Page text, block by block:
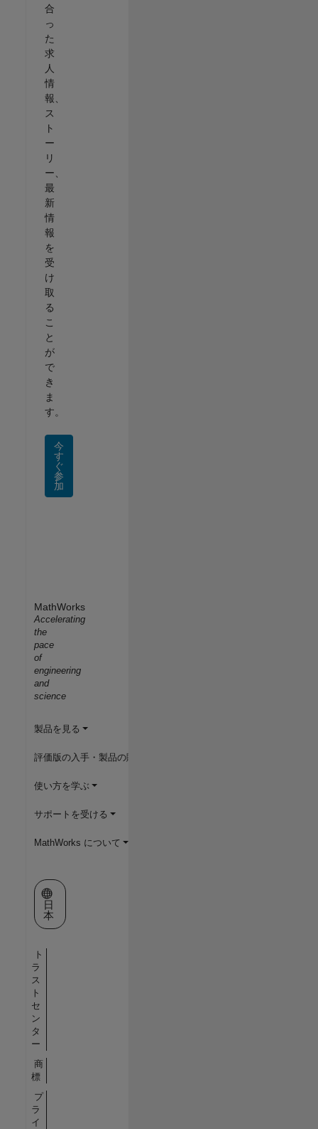
合
っ
た
求
人
情
報、
ス
ト
ー
リ
ー、
最
新
情
報
を
受
け
取
る
こ
と
が
で
き
ま
す。
今
す
ぐ
参
加
MathWorks
Accelerating
the
pace
of
engineering
and
science
製品を見る
評価版の入手・製品の購入
使い方を学ぶ
サポートを受ける
MathWorks について
Web サイトの選択
日
本
ト
ラ
ス
ト
セ
ン
タ
ー
商
標
プ
ラ
イ